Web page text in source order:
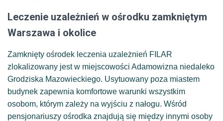
Leczenie uzależnień w ośrodku zamkniętym
Warszawa i okolice
Zamknięty ośrodek leczenia uzależnień FILAR
zlokalizowany jest w miejscowości Adamowizna niedaleko
Grodziska Mazowieckiego. Usytuowany poza miastem
budynek zapewnia komfortowe warunki wszystkim
osobom, którym zależy na wyjściu z nałogu. Wśród
pensjonariuszy ośrodka znajdują się między innymi osoby